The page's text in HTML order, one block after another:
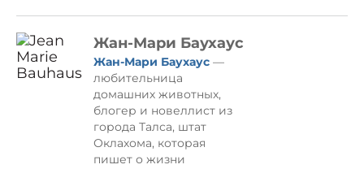
Жан-Мари Баухаус
Жан-Мари Баухаус —
любительница
домашних животных,
блогер и новеллист из
города Талса, штат
Оклахома, которая
пишет о жизни